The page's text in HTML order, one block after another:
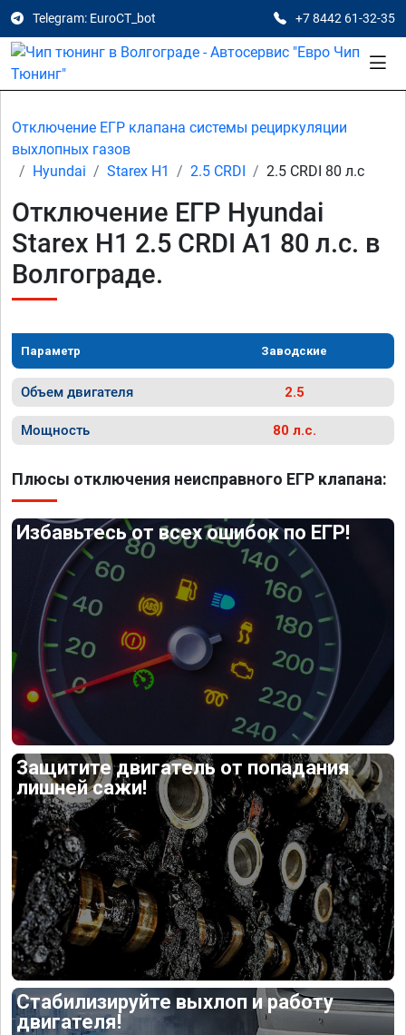
Telegram: EuroCT_bot +7 8442 61-32-35
Отключение ЕГР клапана системы рециркуляции
выхлопных газов
Hyundai
Starex H1 2.5 CRDI 2.5 CRDI 80 л.с
Отключение ЕГР Hyundai
Starex H1 2.5 CRDI A1 80 л.с. в
Волгограде.
Параметр Заводские
Объем двигателя 2.5
Мощность 80 л.с.
Плюсы отключения неисправного ЕГР клапана:
Избавьтесь от всех ошибок по ЕГР!
Защитите двигатель от попадания
лишней сажи!
Стабилизируйте выхлоп и работу
двигателя!